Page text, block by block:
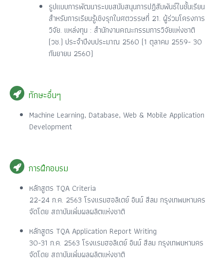
รูปแบบการพัฒนาระบบสนับสนุนการปฏิสัมพันธ์ในชั้นเรียน
สำหรับการเรียนรู้เชิงรุกในศตวรรษที่ 21. ผู้ร่วมโครงการ
วิจัย. แหล่งทุน : สำนักงานคณะกรรมการวิจัยแห่งชาติ
(วช.) ประจำปีงบประมาณ 2560 (1 ตุลาคม 2559- 30
กันยายน 2560)
ทักษะอื่นๆ
Machine Learning, Database, Web & Mobile Application
Development
การฝึกอบรม
หลักสูตร TQA Criteria
22-24 ก.ค. 2563 โรงแรมฮอลิเดย์ อินน์ สีลม กรุงเทพมหานคร
จัดโดย สถาบันเพิ่มผลผลิตแห่งชาติ
หลักสูตร TQA Application Report Writing
30-31 ก.ค. 2563 โรงแรมฮอลิเดย์ อินน์ สีลม กรุงเทพมหานคร
จัดโดย สถาบันเพิ่มผลผลิตแห่งชาติ